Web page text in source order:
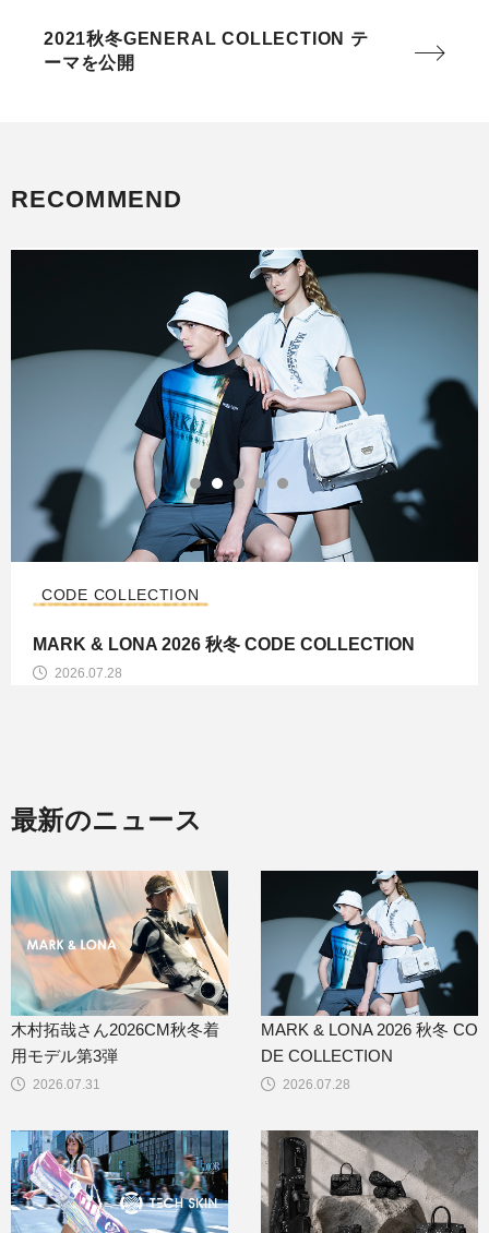
RECOMMEND
2026.07.28
CODE COLLECTION
MARK & LONA 2026 秋冬 CODE COLLECTION
最新のニュース
2026.07.31
木村拓哉さん2026CM秋冬着
用モデル第3弾
2026.07.28
MARK & LONA 2026 秋冬 CO
DE COLLECTION
2021秋冬GENERAL COLLECTION テ
ーマを公開